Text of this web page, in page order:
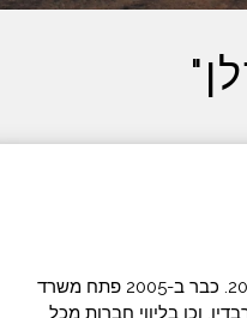
עמית הוא עו"ד ונוטריון. הוא סיים את לימודיו באוניברסיטת ת"א, והוסמך בשנת 2004. כבר ב-2005 פתח משרד
וכן בליווי חברות מכל